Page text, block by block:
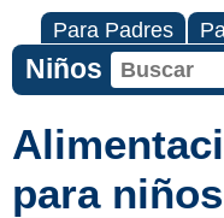
Para Padres
Niños
para